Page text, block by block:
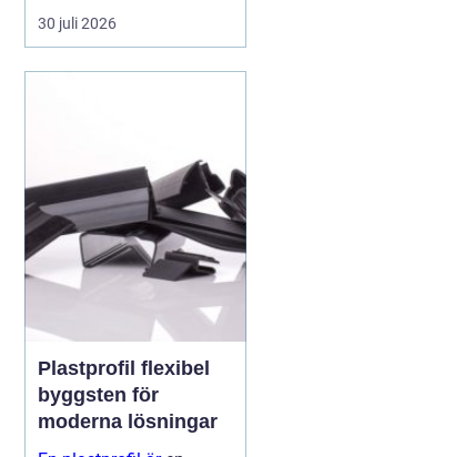
rörlig bild, text och grafik
på ett sätt som
offentliga platser
ersätter digitala skärmar
allt oftare...
30 juli 2026
Plastprofil flexibel
byggsten för
moderna lösningar